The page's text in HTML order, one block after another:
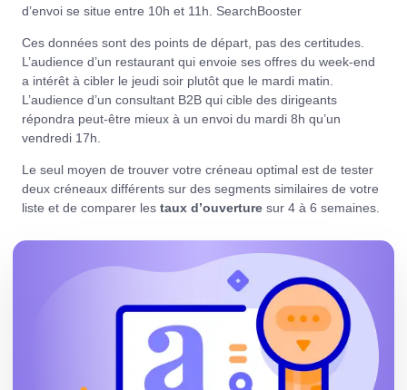
d’envoi se situe entre 10h et 11h. SearchBooster
Ces données sont des points de départ, pas des certitudes.
L’audience d’un restaurant qui envoie ses offres du week-end
a intérêt à cibler le jeudi soir plutôt que le mardi matin.
L’audience d’un consultant B2B qui cible des dirigeants
répondra peut-être mieux à un envoi du mardi 8h qu’un
vendredi 17h.
Le seul moyen de trouver votre créneau optimal est de tester
deux créneaux différents sur des segments similaires de votre
liste et de comparer les taux d’ouverture sur 4 à 6 semaines.